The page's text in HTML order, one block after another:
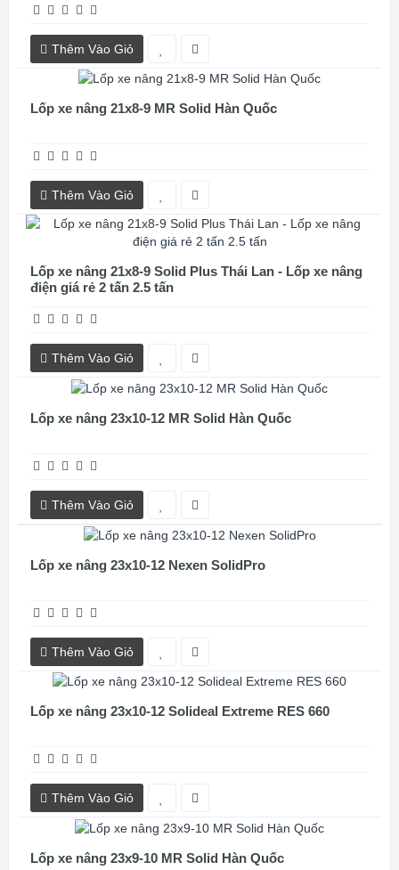
Thêm Vào Giỏ
Lốp xe nâng 21x8-9 MR Solid Hàn Quốc
Thêm Vào Giỏ
Lốp xe nâng 21x8-9 Solid Plus Thái Lan - Lốp xe nâng
điện giá rẻ 2 tấn 2.5 tấn
Thêm Vào Giỏ
Lốp xe nâng 23x10-12 MR Solid Hàn Quốc
Thêm Vào Giỏ
Lốp xe nâng 23x10-12 Nexen SolidPro
Thêm Vào Giỏ
Lốp xe nâng 23x10-12 Solideal Extreme RES 660
Thêm Vào Giỏ
Lốp xe nâng 23x9-10 MR Solid Hàn Quốc